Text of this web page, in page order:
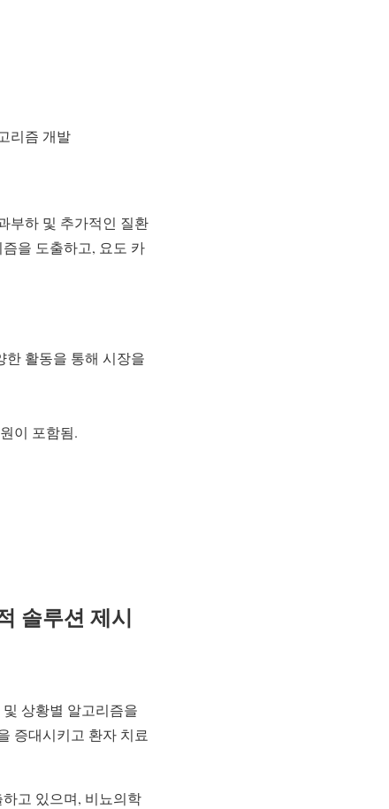
리즘 개발
부하 및 추가적인 질환
을 도출하고, 요도 카
한 활동을 통해 시장을
이 포함됨.
솔루션 제시
상황별 알고리즘을
증대시키고 환자 치료
고 있으며, 비뇨의학